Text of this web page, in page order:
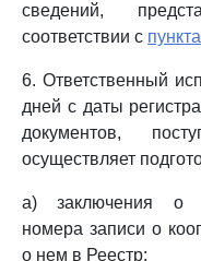
сведений,
соответствии с
6. Ответственный
дней с даты
документов,
осуществляет
а) заключения о
номера записи о
о нем в Реестр;